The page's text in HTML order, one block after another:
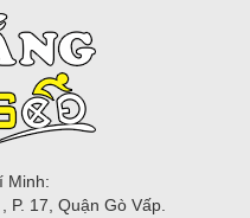
Minh:
P. 17, Quận Gò Vấp.